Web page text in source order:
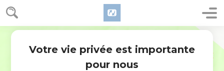
Votre vie privée est importante
pour nous